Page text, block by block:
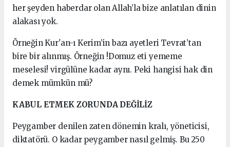
her şeyden haberdar olan Allah’la bize anlatılan dinin
alakası yok.
Örneğin Kur'an-ı Kerim’in bazı ayetleri Tevrat’tan
bire bir alınmış. Örneğin !Domuz eti yememe
meselesi! virgülüne kadar aynı. Peki hangisi hak din
demek mümkün mü?
KABUL ETMEK ZORUNDA DEĞİLİZ
Peygamber denilen zaten dönemin kralı, yöneticisi,
diktatörü. O kadar peygamber nasıl gelmiş. Bu 250